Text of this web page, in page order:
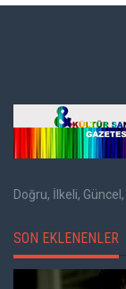
Doğru, İlkeli,
SON EKLENENLER